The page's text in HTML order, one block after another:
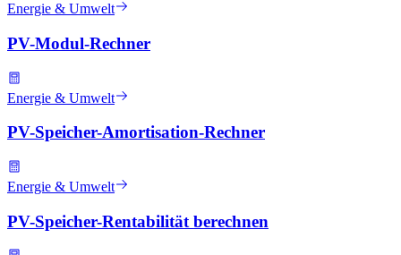
Energie & Umwelt
PV-Modul-Rechner
Energie & Umwelt
PV-Speicher-Amortisation-Rechner
Energie & Umwelt
PV-Speicher-Rentabilität berechnen